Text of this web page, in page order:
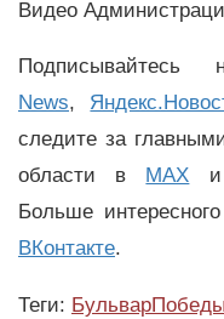
Видео
News,
следите за
области в MAX
Больше
ВКонтакте.
Теги: БульварПобеды